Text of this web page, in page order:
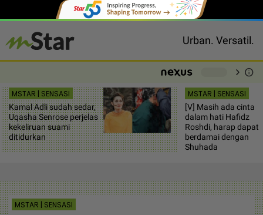
Urban. Versatil.
chevron_right info
MSTAR | SENSASI
Kamal Adli sudah sedar,
Uqasha Senrose perjelas
kekeliruan suami
ditidurkan
MSTAR | SENSASI
[V] Masih ada cinta
dalam hati Hafidz
Roshdi, harap dapat
berdamai dengan
Shuhada
MSTAR | SENSASI